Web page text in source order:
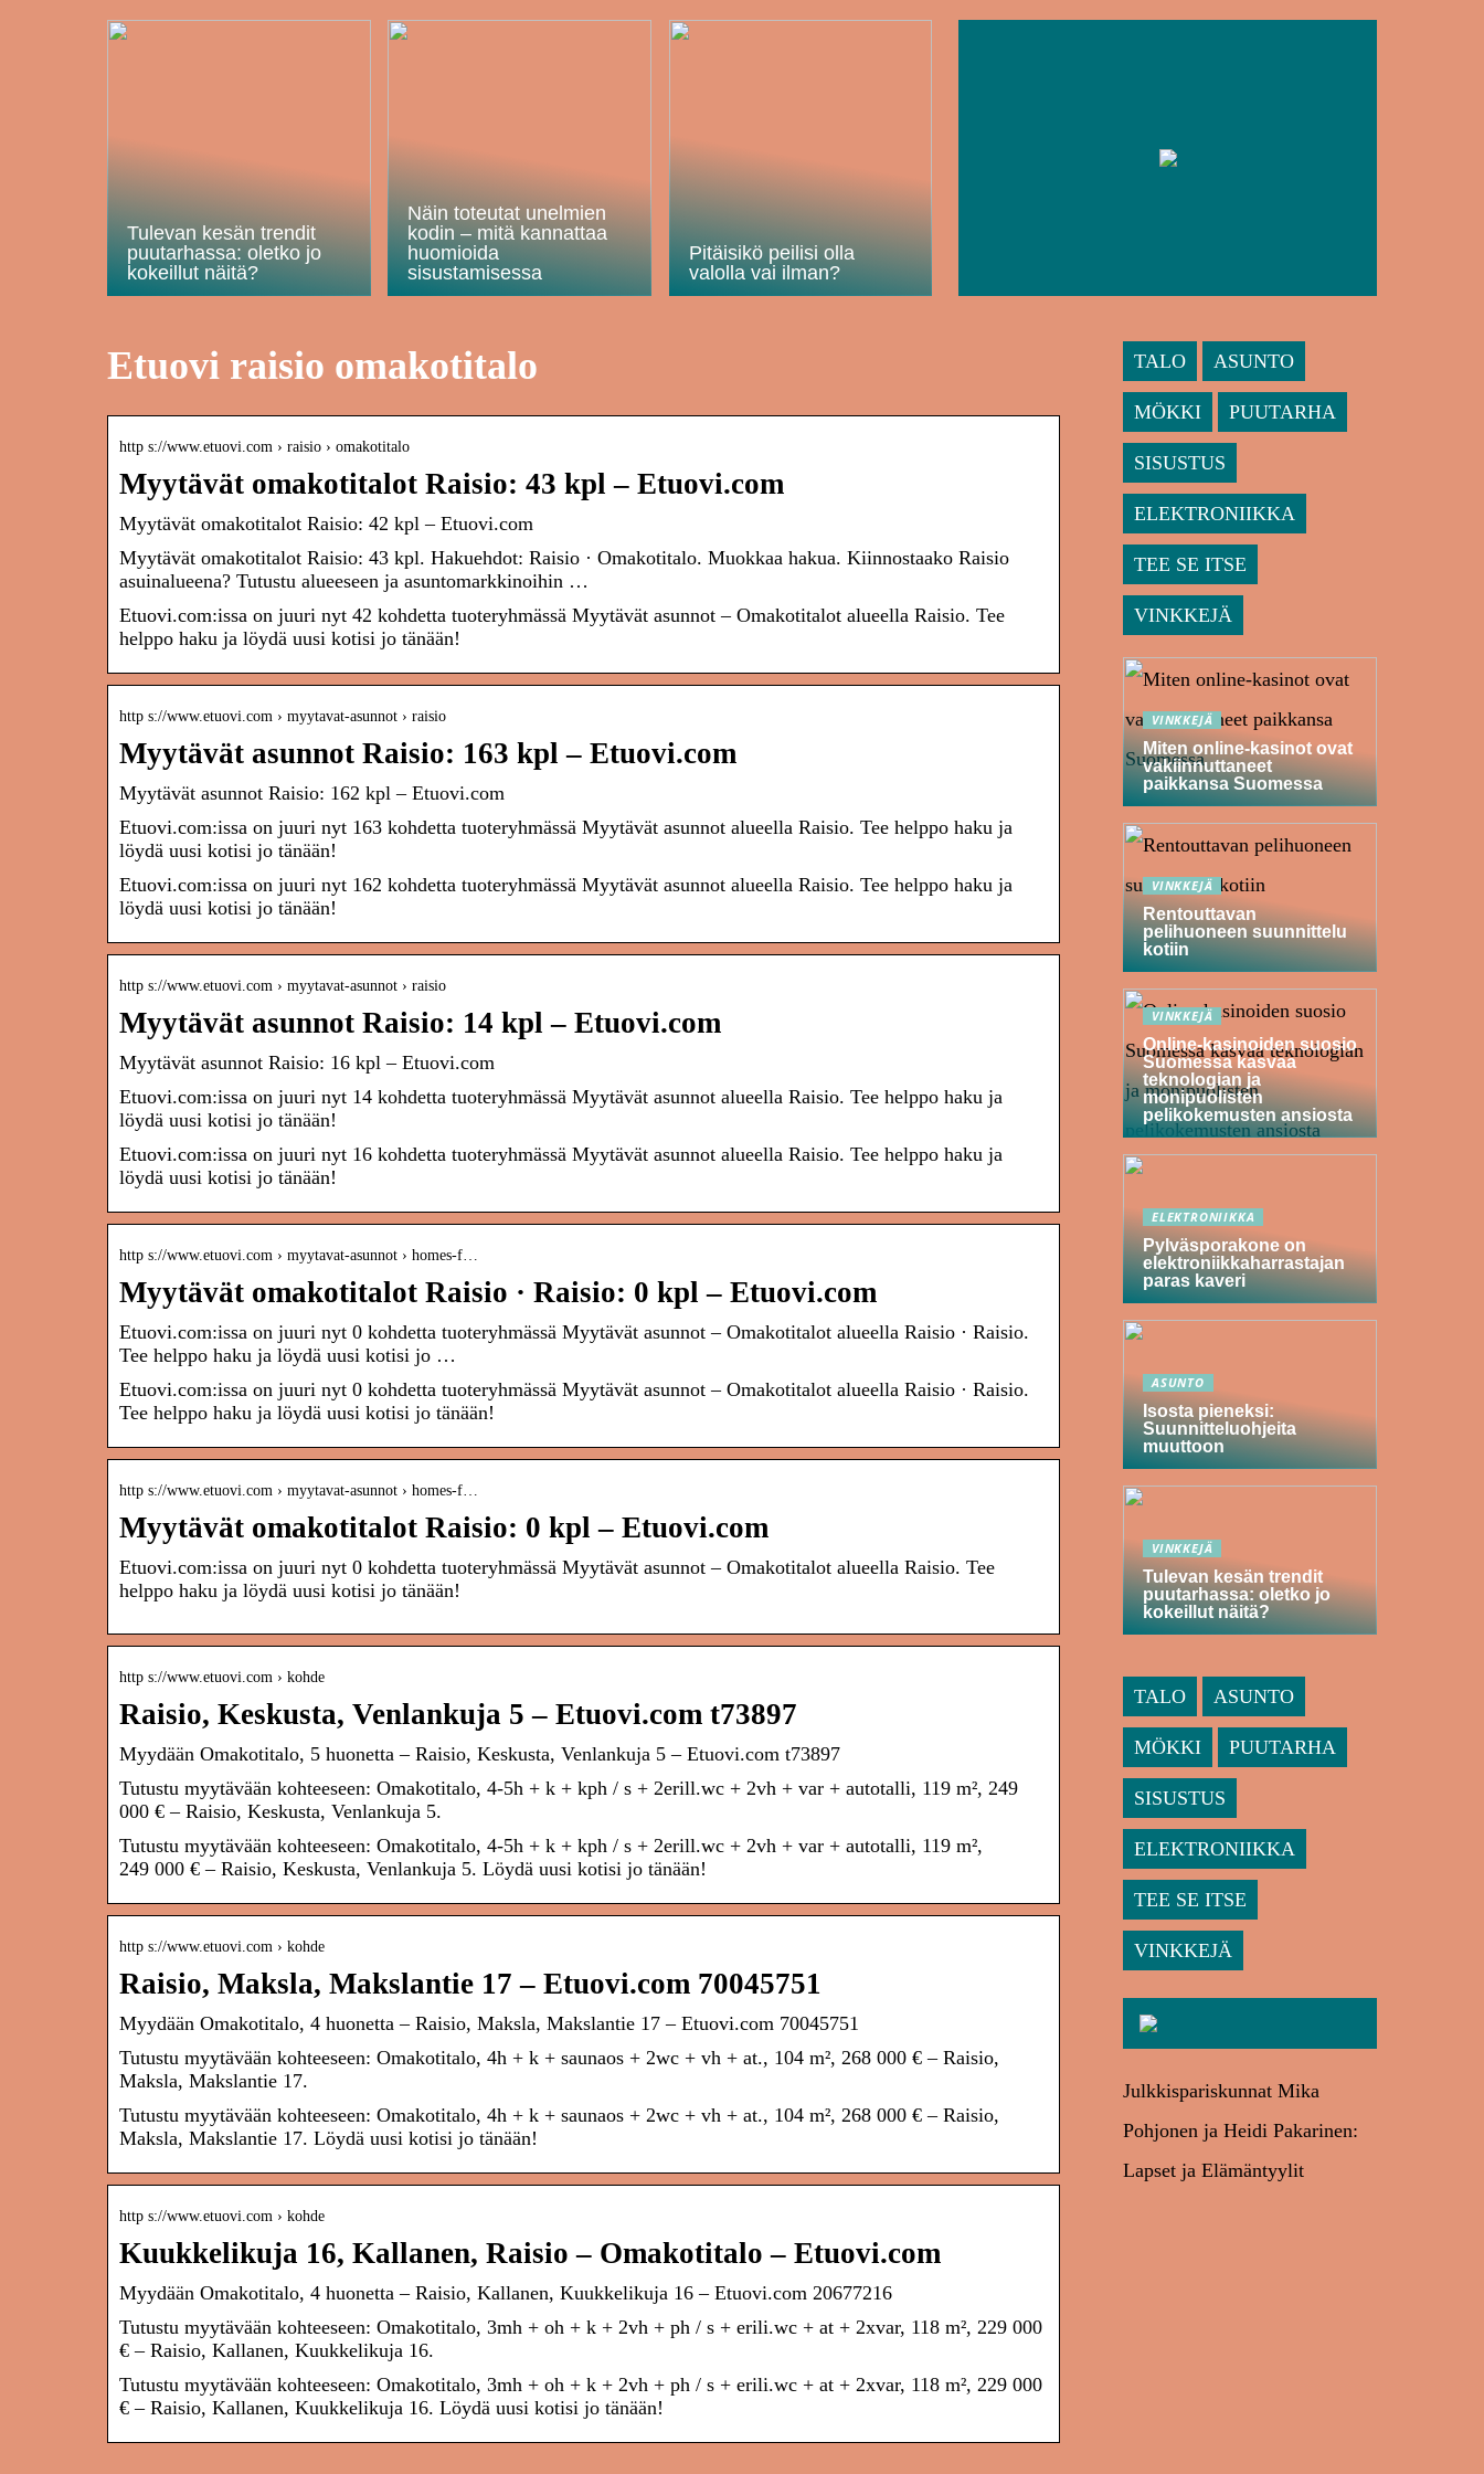
Tulevan kesän trendit
puutarhassa: oletko jo
kokeillut näitä?
Näin toteutat unelmien
kodin – mitä kannattaa
huomioida
sisustamisessa
Pitäisikö peilisi olla
valolla vai ilman?
Etuovi raisio omakotitalo
http s://www.etuovi.com › raisio › omakotitalo
Myytävät omakotitalot Raisio: 43 kpl – Etuovi.com
Myytävät omakotitalot Raisio: 42 kpl – Etuovi.com
Myytävät omakotitalot Raisio: 43 kpl. Hakuehdot: Raisio · Omakotitalo. Muokkaa hakua. Kiinnostaako Raisio
asuinalueena? Tutustu alueeseen ja asuntomarkkinoihin …
Etuovi.com:issa on juuri nyt 42 kohdetta tuoteryhmässä Myytävät asunnot – Omakotitalot alueella Raisio. Tee
helppo haku ja löydä uusi kotisi jo tänään!
http s://www.etuovi.com › myytavat-asunnot › raisio
Myytävät asunnot Raisio: 163 kpl – Etuovi.com
Myytävät asunnot Raisio: 162 kpl – Etuovi.com
Etuovi.com:issa on juuri nyt 163 kohdetta tuoteryhmässä Myytävät asunnot alueella Raisio. Tee helppo haku ja
löydä uusi kotisi jo tänään!
Etuovi.com:issa on juuri nyt 162 kohdetta tuoteryhmässä Myytävät asunnot alueella Raisio. Tee helppo haku ja
löydä uusi kotisi jo tänään!
http s://www.etuovi.com › myytavat-asunnot › raisio
Myytävät asunnot Raisio: 14 kpl – Etuovi.com
Myytävät asunnot Raisio: 16 kpl – Etuovi.com
Etuovi.com:issa on juuri nyt 14 kohdetta tuoteryhmässä Myytävät asunnot alueella Raisio. Tee helppo haku ja
löydä uusi kotisi jo tänään!
Etuovi.com:issa on juuri nyt 16 kohdetta tuoteryhmässä Myytävät asunnot alueella Raisio. Tee helppo haku ja
löydä uusi kotisi jo tänään!
http s://www.etuovi.com › myytavat-asunnot › homes-f…
Myytävät omakotitalot Raisio · Raisio: 0 kpl – Etuovi.com
Etuovi.com:issa on juuri nyt 0 kohdetta tuoteryhmässä Myytävät asunnot – Omakotitalot alueella Raisio · Raisio.
Tee helppo haku ja löydä uusi kotisi jo …
Etuovi.com:issa on juuri nyt 0 kohdetta tuoteryhmässä Myytävät asunnot – Omakotitalot alueella Raisio · Raisio.
Tee helppo haku ja löydä uusi kotisi jo tänään!
http s://www.etuovi.com › myytavat-asunnot › homes-f…
Myytävät omakotitalot Raisio: 0 kpl – Etuovi.com
Etuovi.com:issa on juuri nyt 0 kohdetta tuoteryhmässä Myytävät asunnot – Omakotitalot alueella Raisio. Tee
helppo haku ja löydä uusi kotisi jo tänään!
http s://www.etuovi.com › kohde
Raisio, Keskusta, Venlankuja 5 – Etuovi.com t73897
Myydään Omakotitalo, 5 huonetta – Raisio, Keskusta, Venlankuja 5 – Etuovi.com t73897
Tutustu myytävään kohteeseen: Omakotitalo, 4-5h + k + kph / s + 2erill.wc + 2vh + var + autotalli, 119 m², 249
000 € – Raisio, Keskusta, Venlankuja 5.
Tutustu myytävään kohteeseen: Omakotitalo, 4-5h + k + kph / s + 2erill.wc + 2vh + var + autotalli, 119 m²,
249 000 € – Raisio, Keskusta, Venlankuja 5. Löydä uusi kotisi jo tänään!
http s://www.etuovi.com › kohde
Raisio, Maksla, Makslantie 17 – Etuovi.com 70045751
Myydään Omakotitalo, 4 huonetta – Raisio, Maksla, Makslantie 17 – Etuovi.com 70045751
Tutustu myytävään kohteeseen: Omakotitalo, 4h + k + saunaos + 2wc + vh + at., 104 m², 268 000 € – Raisio,
Maksla, Makslantie 17.
Tutustu myytävään kohteeseen: Omakotitalo, 4h + k + saunaos + 2wc + vh + at., 104 m², 268 000 € – Raisio,
Maksla, Makslantie 17. Löydä uusi kotisi jo tänään!
http s://www.etuovi.com › kohde
Kuukkelikuja 16, Kallanen, Raisio – Omakotitalo – Etuovi.com
Myydään Omakotitalo, 4 huonetta – Raisio, Kallanen, Kuukkelikuja 16 – Etuovi.com 20677216
Tutustu myytävään kohteeseen: Omakotitalo, 3mh + oh + k + 2vh + ph / s + erili.wc + at + 2xvar, 118 m², 229 000
€ – Raisio, Kallanen, Kuukkelikuja 16.
Tutustu myytävään kohteeseen: Omakotitalo, 3mh + oh + k + 2vh + ph / s + erili.wc + at + 2xvar, 118 m², 229 000
€ – Raisio, Kallanen, Kuukkelikuja 16. Löydä uusi kotisi jo tänään!
TALO ASUNTO
MÖKKI PUUTARHA
SISUSTUS
ELEKTRONIIKKA
TEE SE ITSE
VINKKEJÄ
VINKKEJÄ
Miten online-kasinot ovat
vakiinnuttaneet
paikkansa Suomessa
VINKKEJÄ
Rentouttavan
pelihuoneen suunnittelu
kotiin
VINKKEJÄ
Online-kasinoiden suosio
Suomessa kasvaa
teknologian ja
monipuolisten
pelikokemusten ansiosta
ELEKTRONIIKKA
Pylväsporakone on
elektroniikkaharrastajan
paras kaveri
ASUNTO
Isosta pieneksi:
Suunnitteluohjeita
muuttoon
VINKKEJÄ
Tulevan kesän trendit
puutarhassa: oletko jo
kokeillut näitä?
TALO ASUNTO
MÖKKI PUUTARHA
SISUSTUS
ELEKTRONIIKKA
TEE SE ITSE
VINKKEJÄ
Julkkispariskunnat Mika
Pohjonen ja Heidi Pakarinen:
Lapset ja Elämäntyylit